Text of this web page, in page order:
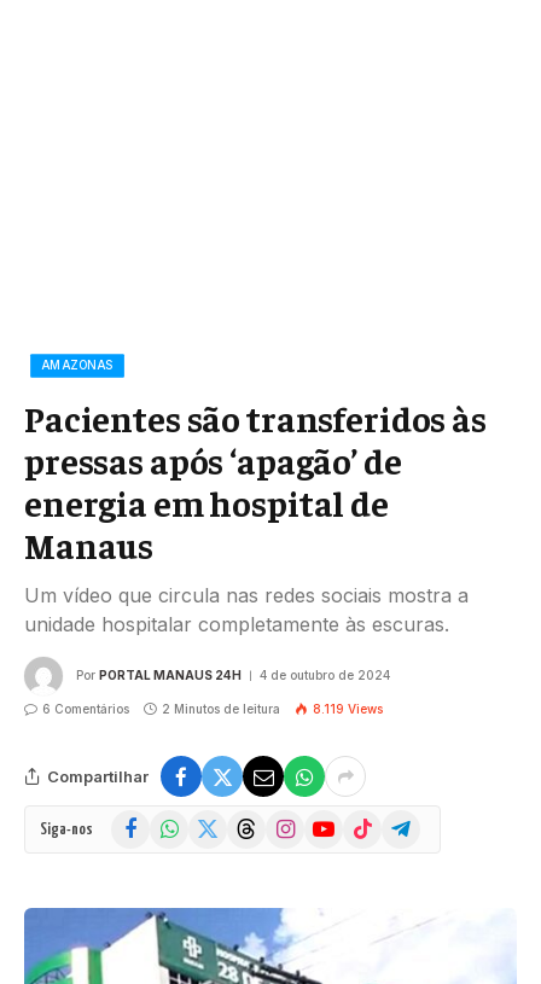
AMAZONAS
Pacientes são transferidos às
pressas após ‘apagão’ de
energia em hospital de
Manaus
Um vídeo que circula nas redes sociais mostra a
unidade hospitalar completamente às escuras.
Por PORTAL MANAUS 24H 4 de outubro de 2024
6 Comentários 2 Minutos de leitura 8.119 Views
Compartilhar
Siga-nos FacebookWhatsApp
(Twitter)
ThreadsInstagramYouTubeTikTok Telegram